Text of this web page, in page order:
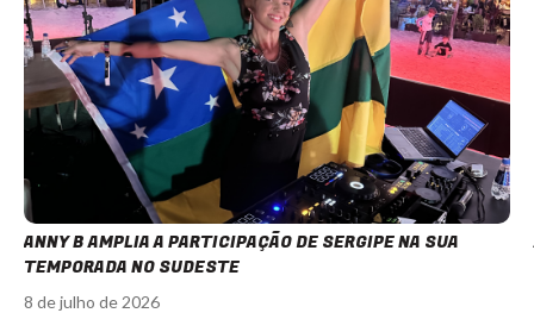
ANNY B AMPLIA A PARTICIPAÇÃO DE SERGIPE NA SUA
TEMPORADA NO SUDESTE
8 de julho de 2026